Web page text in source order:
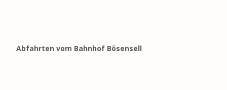
Abfahrten vom Bahnhof Bösensell